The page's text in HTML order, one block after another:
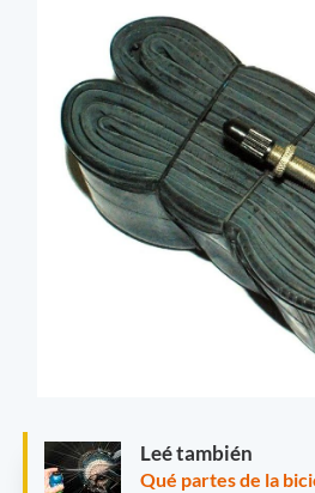
Leé también
Qué partes de la